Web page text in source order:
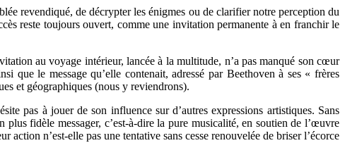
revendiqué, de décrypter les énigmes ou de clarifier notre perception du
reste toujours ouvert, comme une invitation permanente à en franchir le
au voyage intérieur, lancée à la multitude, n’a pas manqué son cœur
que le message qu’elle contenait, adressé par Beethoven à ses « frères
et géographiques (nous y reviendrons).
pas à jouer de son influence sur d’autres expressions artistiques. Sans
fidèle messager, c’est-à-dire la pure musicalité, en soutien de l’œuvre
n’est-elle pas une tentative sans cesse renouvelée de briser l’écorce